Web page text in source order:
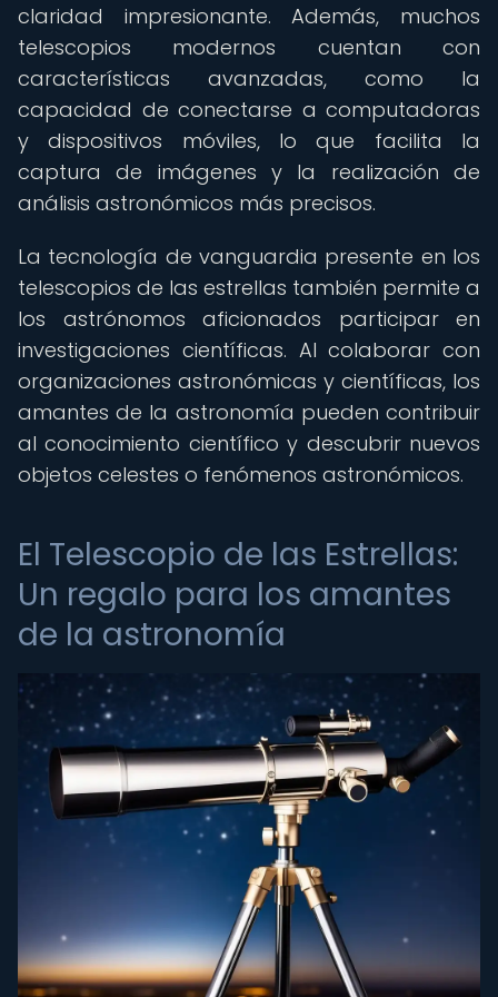
claridad impresionante. Además, muchos
telescopios modernos cuentan con
características avanzadas, como la
capacidad de conectarse a computadoras
y dispositivos móviles, lo que facilita la
captura de imágenes y la realización de
análisis astronómicos más precisos.
La tecnología de vanguardia presente en los
telescopios de las estrellas también permite a
los astrónomos aficionados participar en
investigaciones científicas. Al colaborar con
organizaciones astronómicas y científicas, los
amantes de la astronomía pueden contribuir
al conocimiento científico y descubrir nuevos
objetos celestes o fenómenos astronómicos.
El Telescopio de las Estrellas:
Un regalo para los amantes
de la astronomía